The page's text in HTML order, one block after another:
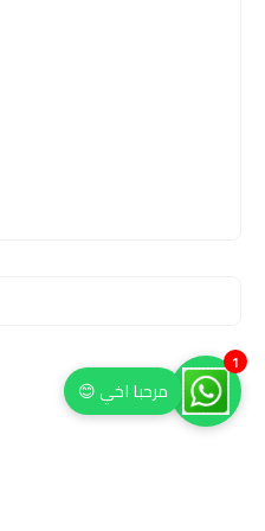
مرحبا اخي 😊